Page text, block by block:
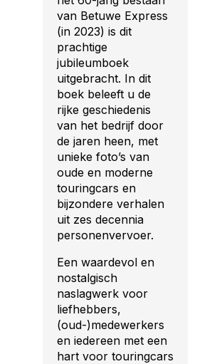
van Betuwe Express
(in 2023) is dit
prachtige
jubileumboek
uitgebracht. In dit
boek beleeft u de
rijke geschiedenis
van het bedrijf door
de jaren heen, met
unieke foto’s van
oude en moderne
touringcars en
bijzondere verhalen
uit zes decennia
personenvervoer.
Een waardevol en
nostalgisch
naslagwerk voor
liefhebbers,
(oud-)medewerkers
en iedereen met een
hart voor touringcars